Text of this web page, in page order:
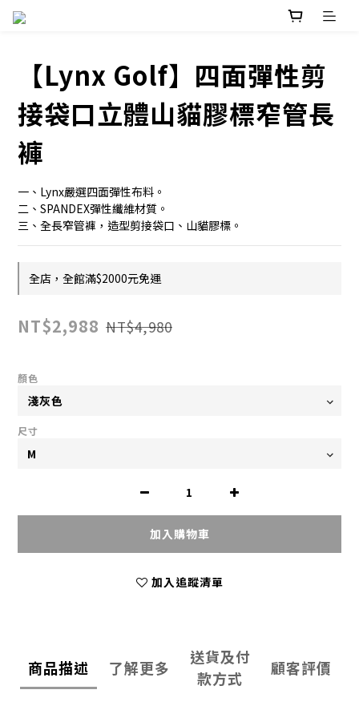
【Lynx Golf】四面彈性剪
接袋口立體山貓膠標窄管長
褲
一、Lynx嚴選四面彈性布料。
二、SPANDEX彈性纖維材質。
三、全長窄管褲，造型剪接袋口、山貓膠標。
全店，全館滿$2000元免運
NT$2,988 NT$4,980
顏色
尺寸
加入購物車
加入追蹤清單
商品描述 了解更多
送貨及付
款方式
顧客評價